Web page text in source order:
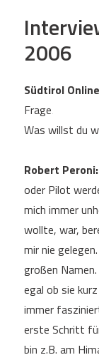
2006
Südtirol
Frage‚
Was willst du
Robert Peroni:
oder Pilot
mich immer
wollte, war,
mir nie
großen
egal ob sie
immer
erste Schritt
bin z.B. am